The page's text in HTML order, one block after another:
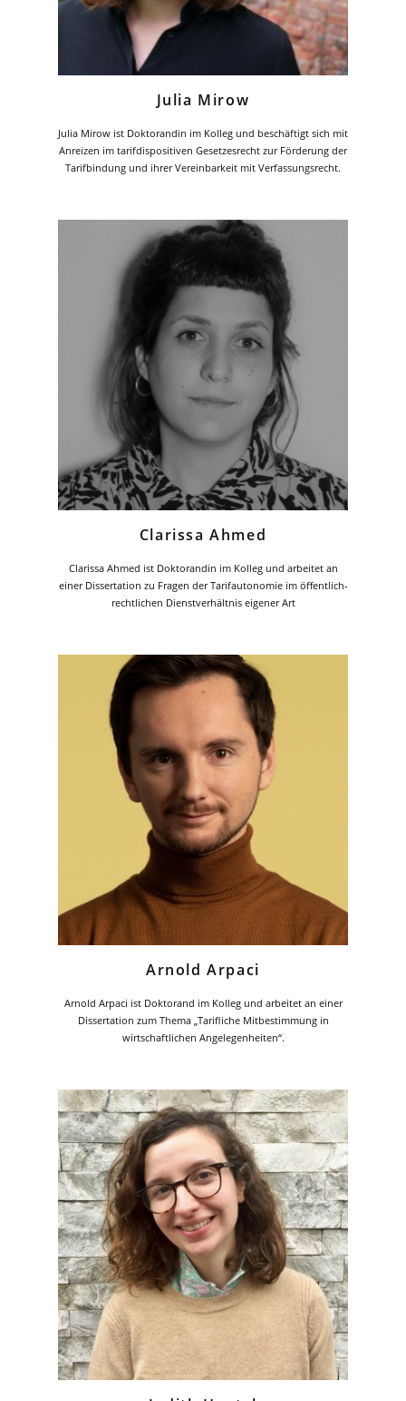
Julia Mirow
Julia Mirow ist Doktorandin im Kolleg und beschäftigt sich mit
Anreizen im tarifdispositiven Gesetzesrecht zur Förderung der
Tarifbindung und ihrer Vereinbarkeit mit Verfassungsrecht.
Clarissa Ahmed
Clarissa Ahmed ist Doktorandin im Kolleg und arbeitet an
einer Dissertation zu Fragen der Tarifautonomie im öffentlich-
rechtlichen Dienstverhältnis eigener Art
Arnold Arpaci
Arnold Arpaci ist Doktorand im Kolleg und arbeitet an einer
Dissertation zum Thema „Tarifliche Mitbestimmung in
wirtschaftlichen Angelegenheiten“.